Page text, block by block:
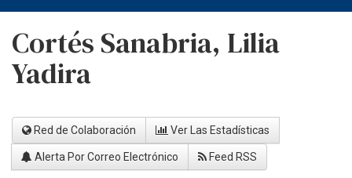
Cortés Sanabria, Lilia
Yadira
Red de Colaboración Ver Las Estadísticas
Alerta Por Correo Electrónico Feed RSS